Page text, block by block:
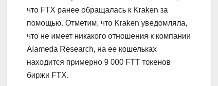
что FTX ранее обращалась к Kraken за
помощью. Отметим, что Kraken уведомляла,
что не имеет никакого отношения к компании
Alameda Research, на ее кошельках
находится примерно 9 000 FTT токенов
биржи FTX.